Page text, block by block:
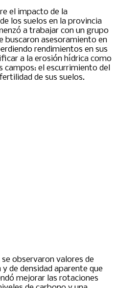
el impacto de la
los suelos en la provincia
a trabajar con un grupo
buscaron asesoramiento en
rendimientos en sus
a la erosión hídrica como
campos: el escurrimiento del
de sus suelos.
observaron valores de
de densidad aparente que
mejorar las rotaciones